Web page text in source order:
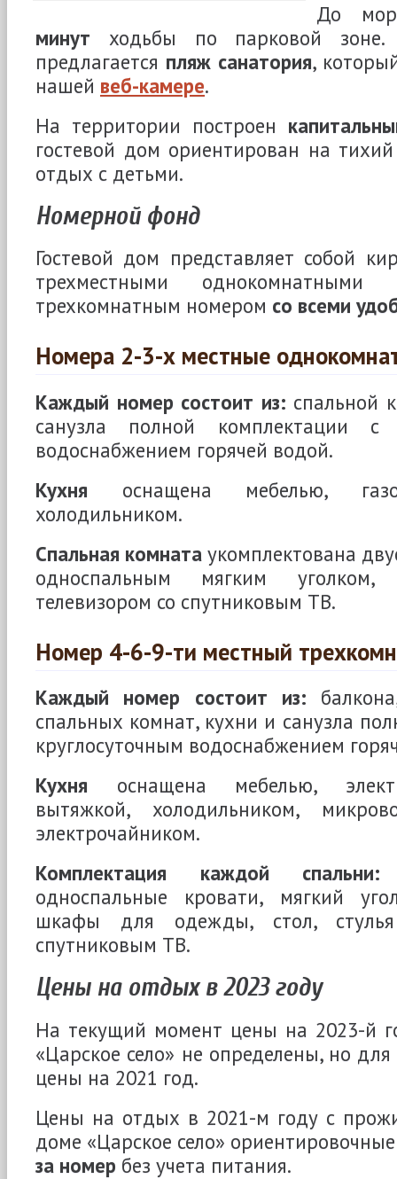
До
минут ходьбы по парковой
предлагается пляж санатория,
нашей веб-камере.
На территории построен
гостевой дом ориентирован на
отдых с детьми.
Номерной фонд
Гостевой дом представляет собой
трехместными
трехкомнатным номером со всеми
Номера 2-3-х местные
Каждый номер состоит из: спальной
санузла полной комплектации с
водоснабжением горячей водой.
Кухня оснащена мебелью,
холодильником.
Спальная комната укомплектована
односпальным мягким уголком,
телевизором со спутниковым ТВ.
Номер 4-6-9-ти местный
Каждый номер состоит из:
спальных комнат, кухни и санузла
круглосуточным водоснабжением
Кухня оснащена мебелью,
вытяжкой, холодильником,
электрочайником.
Комплектация каждой спальни:
односпальные кровати, мягкий
шкафы для одежды, стол,
спутниковым ТВ.
Цены на отдых в 2023 году
На текущий момент цены на 2023-й
«Царское село» не определены, но
цены на 2021 год.
Цены на отдых в 2021-м году с
доме «Царское село»
за номер без учета питания.